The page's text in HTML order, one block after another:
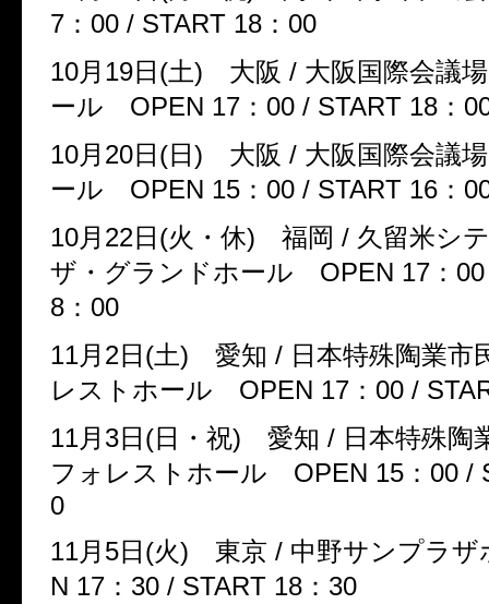
7 ： 00 / START 18 ： 00
10月 19日 (土) 大阪 / 大阪国際会議
ール OPEN 17 ： 00 / START 18 ：
10月 20日 (日 ) 大阪 / 大阪国際会議
ール OPEN 15 ： 00 / START 16 ：
10月 22日 (火・休) 福岡 / 久留米シ
ザ・グランドホール OPEN 17 ：
8 ： 00
11月 2日 (土) 愛知 / 日本特殊陶業
レストホール OPEN 17 ： 00 /
11月 3日 (日・祝) 愛知 / 日本特殊
フォレストホール OPEN 15 ： 00 /
0
11月 5日 (火) 東京 / 中野サンプラ
N 17 ： 30 / START 18 ： 30